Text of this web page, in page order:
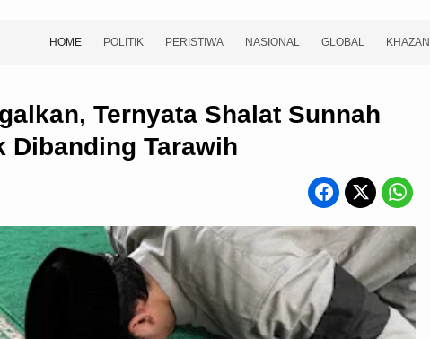
HOME POLITIK PERISTIWA NASIONAL GLOBAL
Ternyata Shalat Sunnah
Dibanding Tarawih